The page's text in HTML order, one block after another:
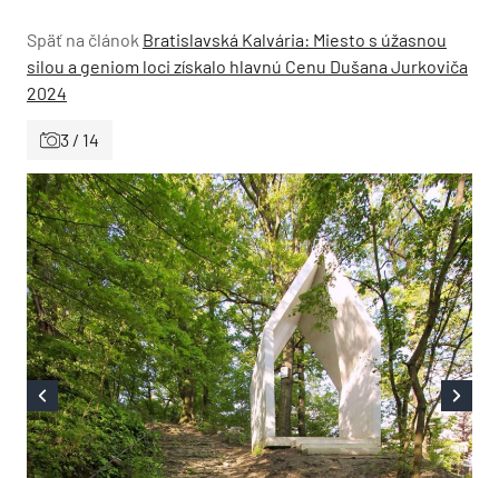
Späť na článok Bratislavská Kalvária: Miesto s úžasnou
silou a geniom loci získalo hlavnú Cenu Dušana Jurkoviča
2024
3 / 14